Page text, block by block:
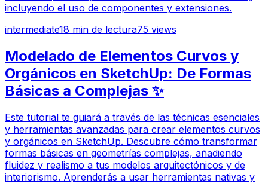
incluyendo el uso de componentes y extensiones.
intermediate18 min de lectura75 views
Modelado de Elementos Curvos y
Orgánicos en SketchUp: De Formas
Básicas a Complejas ✨
Este tutorial te guiará a través de las técnicas esenciales
y herramientas avanzadas para crear elementos curvos
y orgánicos en SketchUp. Descubre cómo transformar
formas básicas en geometrías complejas, añadiendo
fluidez y realismo a tus modelos arquitectónicos y de
interiorismo. Aprenderás a usar herramientas nativas y